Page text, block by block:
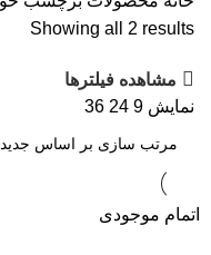
Showing all 2 results
مشاهده فیلترها
نمایش 9
24
36
اتمام موجودی